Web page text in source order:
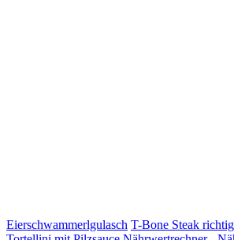
Eierschwammerlgulasch T-Bone Steak